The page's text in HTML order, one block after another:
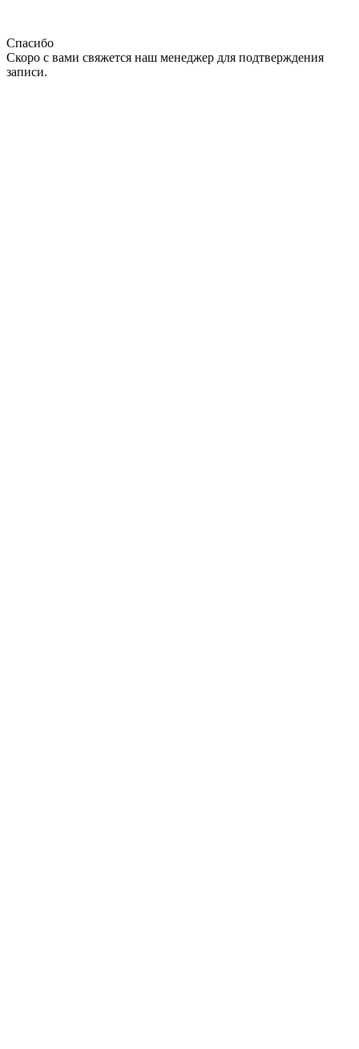
Спасибо
Скоро с вами свяжется наш менеджер для подтверждения
записи.